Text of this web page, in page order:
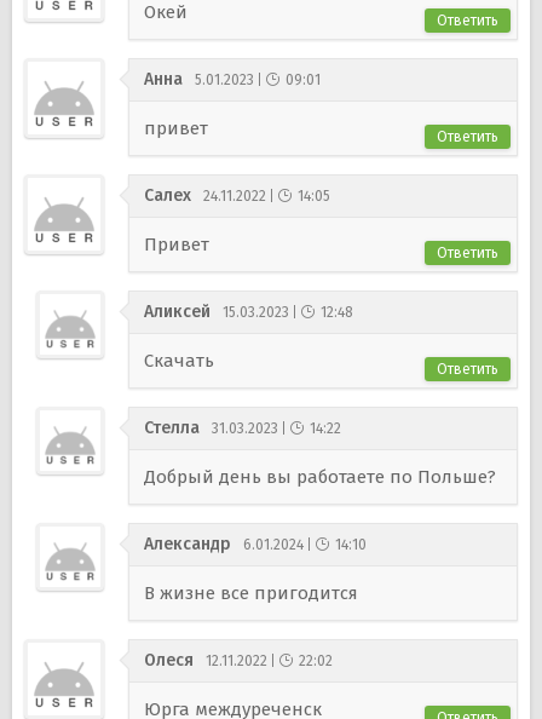
Окей Ответить
Анна 5.01.2023 09:01
привет Ответить
Салех 24.11.2022 14:05
Привет Ответить
Аликсей 15.03.2023 12:48
Скачать Ответить
Стелла 31.03.2023 14:22
Добрый день вы работаете по Польше?
Александр 6.01.2024 14:10
В жизне все пригодится
Олеся 12.11.2022 22:02
Юрга междуреченск